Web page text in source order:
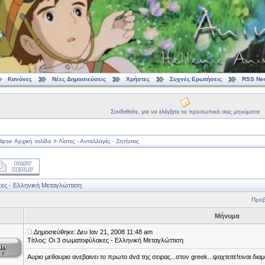
Κανόνες Νέες Δημοσιεύσεις Χρήστες Συχνές Ερωτήσεις RSS
Συνδεθείτε, για να ελέγξετε τα προσωπικά σας μηνύματα
Αρχική σελίδα» Λίστες - Ανταλλαγές - Ζητήσεις
- Ελληνική Μεταγλώττιση
Μήνυμα
Δημοσιεύθηκε: Δευ Ιαν 21, 2008 11:48 am
Τίτλος: Οι 3 σωματοφύλακες - Ελληνική Μεταγλώττιση
Αυριο μεθαυριο ανεβαινει το πρωτο dvd της σειρας...στον greek...ψαχτειτε!ειναι